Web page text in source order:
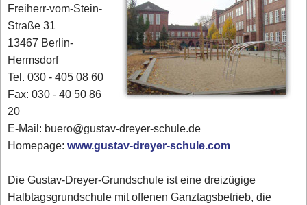
Freiherr-vom-Stein-
Straße 31
13467 Berlin-
Hermsdorf
Tel. 030 - 405 08 60
Fax: 030 - 40 50 86
20
E-Mail: buero@gustav-dreyer-schule.de
Homepage:www.gustav-dreyer-schule.com
Die Gustav-Dreyer-Grundschule ist eine dreizügige
Halbtagsgrundschule mit offenen Ganztagsbetrieb, die